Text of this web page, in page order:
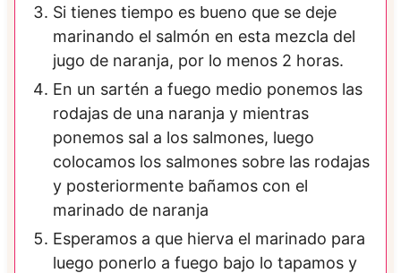
Si tienes tiempo es bueno que se deje
marinando el salmón en esta mezcla del
jugo de naranja, por lo menos 2 horas.
En un sartén a fuego medio ponemos las
rodajas de una naranja y mientras
ponemos sal a los salmones, luego
colocamos los salmones sobre las rodajas
y posteriormente bañamos con el
marinado de naranja
Esperamos a que hierva el marinado para
luego ponerlo a fuego bajo lo tapamos y